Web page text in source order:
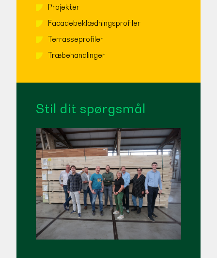
Projekter
Facadebeklædningsprofiler
Terrasseprofiler
Træbehandlinger
Stil dit spørgsmål